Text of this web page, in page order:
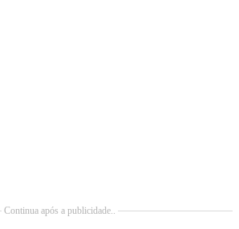
Continua após a publicidade..